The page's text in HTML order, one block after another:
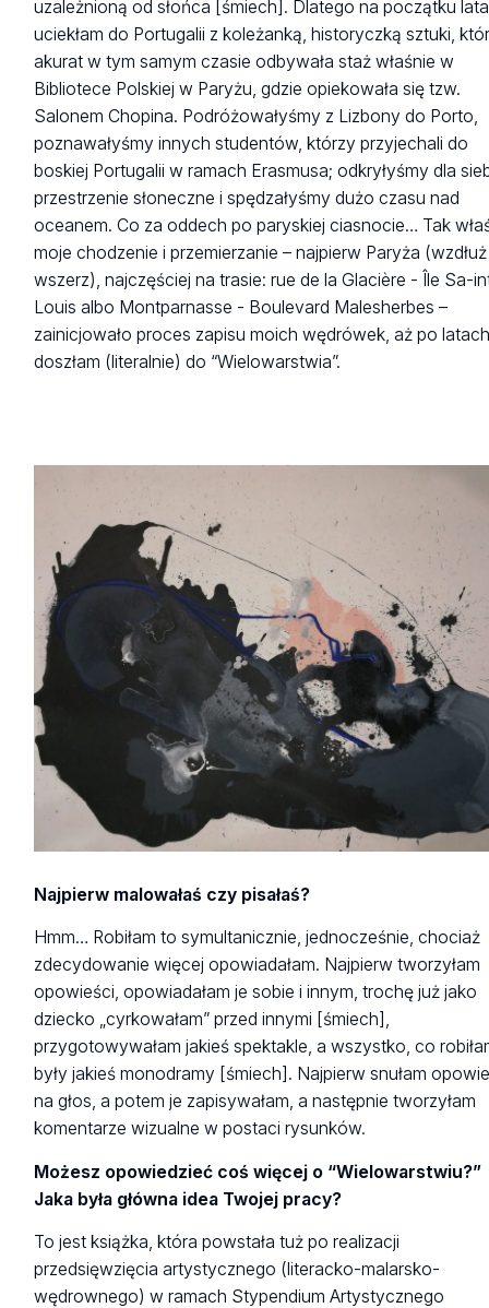
uzależnioną od słońca [śmiech]. Dlatego na początku lata
uciekłam do Portugalii z koleżanką, historyczką sztuki,
akurat w tym samym czasie odbywała staż właśnie w
Bibliotece Polskiej w Paryżu, gdzie opiekowała się tzw.
Salonem Chopina. Podróżowałyśmy z Lizbony do Porto,
poznawałyśmy innych studentów, którzy przyjechali do
boskiej Portugalii w ramach Erasmusa; odkryłyśmy dla
przestrzenie słoneczne i spędzałyśmy dużo czasu nad
oceanem. Co za oddech po paryskiej ciasnocie… Tak
moje chodzenie i przemierzanie – najpierw Paryża
wszerz), najczęściej na trasie: rue de la Glacière - Île Sa-
Louis albo Montparnasse - Boulevard Malesherbes –
zainicjowało proces zapisu moich wędrówek, aż po
doszłam (literalnie) do “Wielowarstwia”.
Najpierw malowałaś czy pisałaś?
Hmm… Robiłam to symultanicznie, jednocześnie, chociaż
zdecydowanie więcej opowiadałam. Najpierw tworzyłam
opowieści, opowiadałam je sobie i innym, trochę już jako
dziecko „cyrkowałam” przed innymi [śmiech],
przygotowywałam jakieś spektakle, a wszystko, co
były jakieś monodramy [śmiech]. Najpierw snułam
na głos, a potem je zapisywałam, a następnie tworzyłam
komentarze wizualne w postaci rysunków.
Możesz opowiedzieć coś więcej o “Wielowarstwiu?”
Jaka była główna idea Twojej pracy?
To jest książka, która powstała tuż po realizacji
przedsięwzięcia artystycznego (literacko-malarsko-
wędrownego) w ramach Stypendium Artystycznego